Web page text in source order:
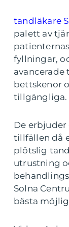
tandläkare
palett av
fyllningar,
bettskenor
tillgängliga.
De
tillfällen då
plötslig
utrustning
Solna
bästa